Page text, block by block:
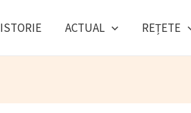
ISTORIE ACTUAL REȚETE